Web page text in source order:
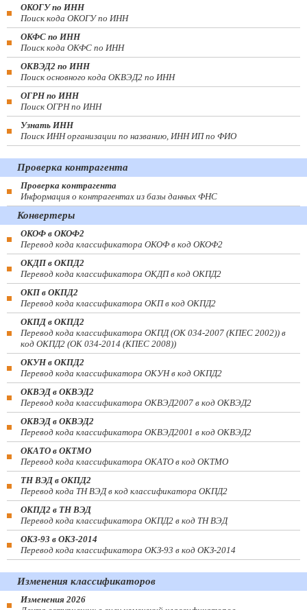
ОКОГУ по ИНН
Поиск кода ОКОГУ по ИНН
ОКФС по ИНН
Поиск кода ОКФС по ИНН
ОКВЭД2 по ИНН
Поиск основного кода ОКВЭД2 по ИНН
ОГРН по ИНН
Поиск ОГРН по ИНН
Узнать ИНН
Поиск ИНН организации по названию, ИНН ИП по ФИО
Проверка контрагента
Проверка контрагента
Информация о контрагентах из базы данных ФНС
Конвертеры
ОКОФ в ОКОФ2
Перевод кода классификатора ОКОФ в код ОКОФ2
ОКДП в ОКПД2
Перевод кода классификатора ОКДП в код ОКПД2
ОКП в ОКПД2
Перевод кода классификатора ОКП в код ОКПД2
ОКПД в ОКПД2
Перевод кода классификатора ОКПД (ОК 034-2007 (КПЕС 2002)) в
код ОКПД2 (ОК 034-2014 (КПЕС 2008))
ОКУН в ОКПД2
Перевод кода классификатора ОКУН в код ОКПД2
ОКВЭД в ОКВЭД2
Перевод кода классификатора ОКВЭД2007 в код ОКВЭД2
ОКВЭД в ОКВЭД2
Перевод кода классификатора ОКВЭД2001 в код ОКВЭД2
ОКАТО в ОКТМО
Перевод кода классификатора ОКАТО в код ОКТМО
ТН ВЭД в ОКПД2
Перевод кода ТН ВЭД в код классификатора ОКПД2
ОКПД2 в ТН ВЭД
Перевод кода классификатора ОКПД2 в код ТН ВЭД
ОКЗ-93 в ОКЗ-2014
Перевод кода классификатора ОКЗ-93 в код ОКЗ-2014
Изменения классификаторов
Изменения 2026